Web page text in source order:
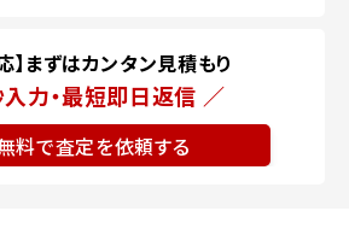
】まずはカンタン見積もり
力・最短即日返信 ／
料で査定を依頼する